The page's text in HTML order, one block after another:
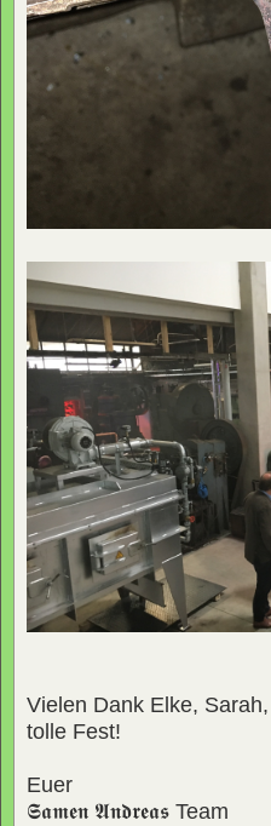
Vielen Dank Elke,
tolle Fest!
Euer
𝕾𝖆𝖒𝖊𝖓 𝕬𝖓𝖉𝖗𝖊𝖆𝖘 Team